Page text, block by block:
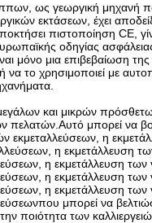
ως γεωργική μηχανή
εκτάσεων, έχει
πιστοποίηση CE,
οδηγίας
μόνο μια επιβεβαίωση
να το χρησιμοποιεί με
και μικρών
πελατών.Αυτό μπορεί να
εκμεταλλεύσεων, η
η εκμετάλλευση
η εκμετάλλευση
η εκμετάλλευση
η εκμετάλλευση
μπορεί να
ποιότητα των